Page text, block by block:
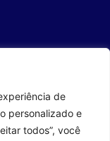
de
personalizado e
todos”, você